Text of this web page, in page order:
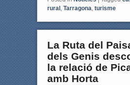
o
o
rural , Tarragona, turisme
La Ruta del
dels Genis
la relació de
amb Horta